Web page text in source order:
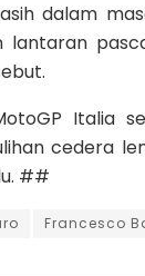
dalam
lantaran
Italia
cedera
##
Francesco